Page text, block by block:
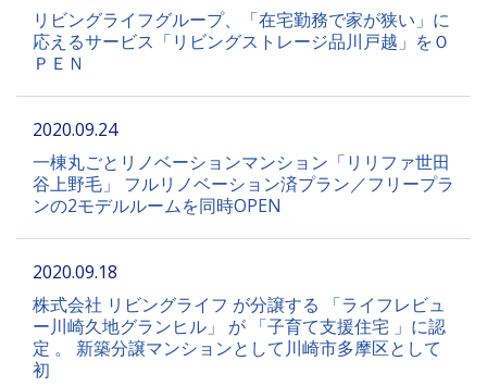
リビングライフグループ、「在宅勤務で家が狭い」に
応えるサービス「リビングストレージ品川戸越」をＯ
ＰＥＮ
2020.09.24
一棟丸ごとリノベーションマンション「リリファ世田
谷上野毛」 フルリノベーション済プラン／フリープラ
ンの2モデルルームを同時OPEN
2020.09.18
株式会社 リビングライフ が分譲する 「ライフレビュ
ー川崎久地グランヒル」 が 「子育て支援住宅 」に認
定 。 新築分譲マンションとして川崎市多摩区として
初